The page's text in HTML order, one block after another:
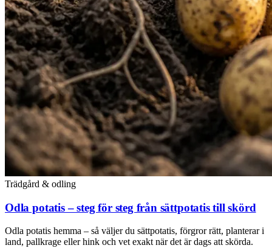
Trädgård & odling
Odla potatis – steg för steg från sättpotatis till skörd
Odla potatis hemma – så väljer du sättpotatis, förgror rätt, planterar i
land, pallkrage eller hink och vet exakt när det är dags att skörda.